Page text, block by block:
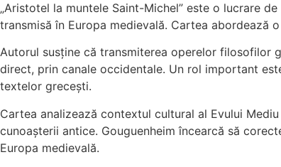
„Aristotel la muntele Saint-Michel” este o lucrare
transmisă în Europa medievală. Cartea
Autorul susține că transmiterea operelor filosofilor
direct, prin canale occidentale. Un rol important
textelor grecești.
Cartea analizează contextul cultural al Evului
cunoașterii antice. Gouguenheim încearcă să
Europa medievală.